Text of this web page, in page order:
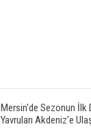
Mersin'de Sezonun İlk
Yavruları Akdeniz'e